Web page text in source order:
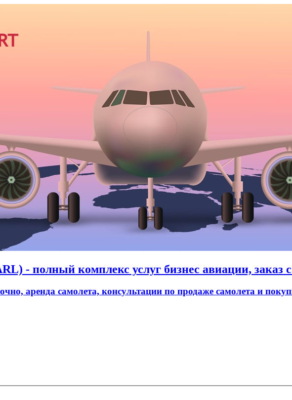
- полный комплекс услуг бизнес авиации, заказ
аренда самолета, консультации по продаже самолета и